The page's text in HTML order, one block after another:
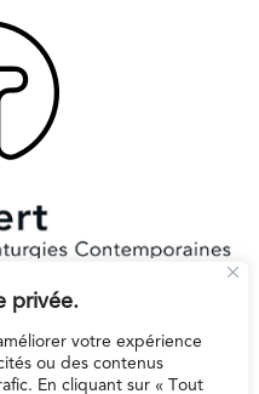
privée.
votre expérience
ou des contenus
En cliquant sur « Tout
Culture et la Ville de Paris.
France pour l’EPAT